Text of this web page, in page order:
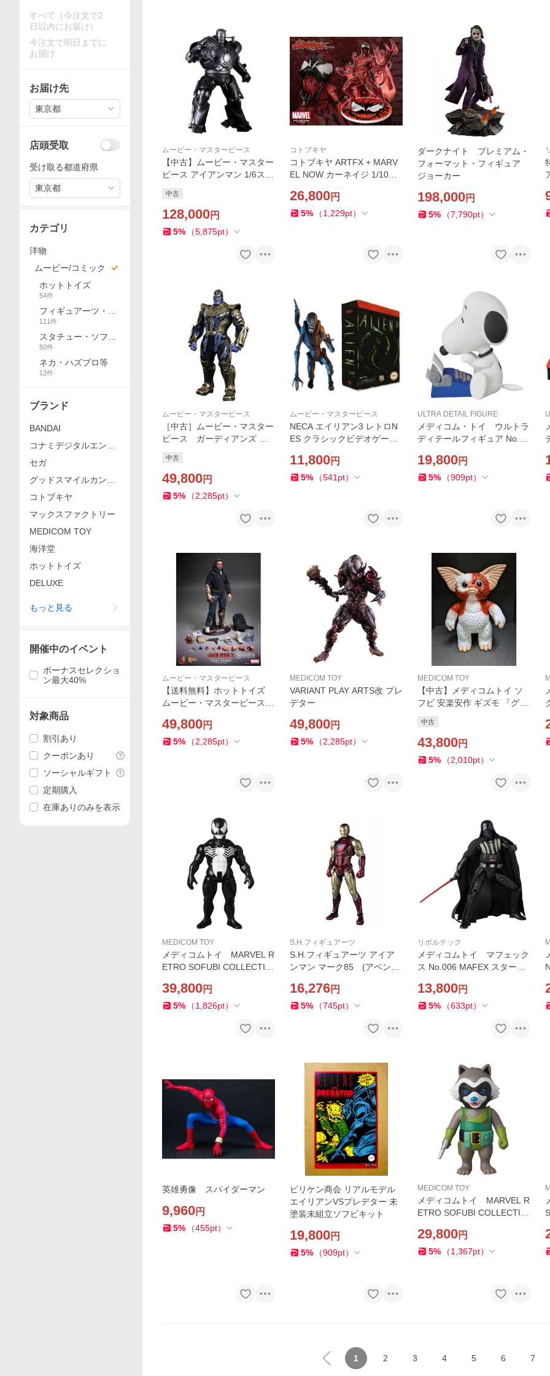
ムービー・マスターピース
【中古】ムービー・マスター
ピース アイアンマン 1/6スケ
ンガー
中古
128,000円
5% （5,875pt）
コトブキヤ
コトブキヤ ARTFX + MARV
EL NOW カーネイジ 1/10
26,800円
5% （1,229pt）
ダークナイト プレミアム・
フォーマット・フィギュア
ジョーカー
198,000円
5% （7,790pt）
ムービー・マスターピース
［中古］ムービー・マスター
ピース ガーディアンズ オ
ィギュア ホットトイズ マ
ーベル Hot Toys
中古
49,800円
5% （2,285pt）
ムービー・マスターピース
NECA エイリアン3 レトロN
ES クラシックビデオゲーム
ッグ・エイリアン
11,800円
5% （541 pt）
ULTRA DETAIL FIGURE
メディコム・トイ ウルトラ
ディテールフィギュア No.25
グレートライター スヌーピ
ー
19,800円
5% （909pt）
ムービー・マスターピース
【送料無料】ホットトイズ
ムービー・マスターピース
ターク (マンダリン邸襲撃版)
49,800円
5% （2,285pt）
MEDICOM TOY
VARIANT PLAY ARTS改 プレ
デター
49,800円
5% （2,285pt）
MEDICOM TOY
【中古】メディコムトイ ソ
フビ 安楽安作 ギズモ 『グレ
中古
43,800円
5% （2,010pt）
MEDICOM TOY
メディコムトイ MARVEL R
ETRO SOFUBI COLLECTIO
39,800円
5% （1,826pt）
S.H.フィギュアーツ
S.H.フィギュアーツ アイア
ンマン マーク85 (アベンジ
16,276円
5% （745pt）
リボルテック
メディコムトイ マフェック
ス No.006 MAFEX スター・
ース・ベイダー)
13,800円
5% （633pt）
英雄勇像 スパイダーマン
9,960円
5% （455pt）
ビリケン商会 リアルモデル
エイリアンVSプレデター 未
塗装未組立ソフビキット
19,800円
5% （909pt）
MEDICOM TOY
メディコムトイ MARVEL R
ETRO SOFUBI COLLECTIO
29,800円
5% （1,367pt）
1 2 3 4 5 6 7
すべて（今注文で2
日以内にお届け）
今注文で明日までに
お届け
お届け先
東京都
店頭受取
受け取る都道府県
東京都
カテゴリ
洋物
ムービー/コミック
ホットトイズ
54件
フィギュアーツ・リ
ボル・MAFEX等
111件
スタチュー・ソフビ
等
50件
ネカ・ハズブロ等
12件
ブランド
BANDAI
コナミデジタルエンタ
テインメント
セガ
グッドスマイルカンパ
ニー
コトブキヤ
マックスファクトリー
MEDICOM TOY
海洋堂
ホットトイズ
DELUXE
もっと見る
開催中のイベント
ボーナスセレクショ
ン最大40%
対象商品
割引あり
クーポンあり
ソーシャルギフト
定期購入
在庫ありのみを表示